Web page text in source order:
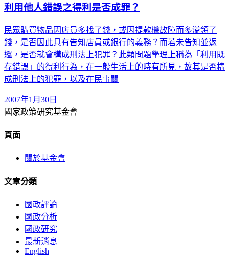
利用他人錯誤之得利是否成罪？
民眾購買物品因店員多找了錢，或因提款機故障而多溢領了
錢，是否因此具有告知店員或銀行的義務？而若未告知並返
還，是否就會構成刑法上犯罪？此類問題學理上稱為「利用既
存錯誤」的得利行為，在一般生活上的時有所見，故其是否構
成刑法上的犯罪，以及在民事關
2007年1月30日
國家政策研究基金會
頁面
關於基金會
文章分類
國政評論
國政分析
國政研究
最新消息
English